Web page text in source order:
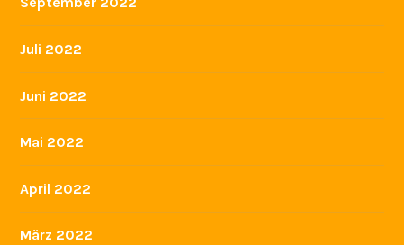
Juli 2022
Juni 2022
Mai 2022
April 2022
März 2022